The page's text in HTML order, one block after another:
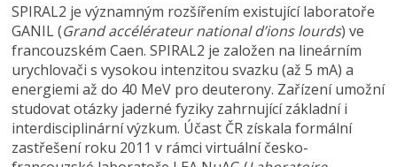
SPIRAL2 je významným rozšířením existující laboratoře
GANIL (Grand accélérateur national d’ions lourds) ve
francouzském Caen. SPIRAL2 je založen na lineárním
urychlovači s vysokou intenzitou svazku (až 5 mA) a
energiemi až do 40 MeV pro deuterony. Zařízení umožní
studovat otázky jaderné fyziky zahrnující základní i
interdisciplinární výzkum. Účast ČR získala formální
zastřešení roku 2011 v rámci virtuální česko-